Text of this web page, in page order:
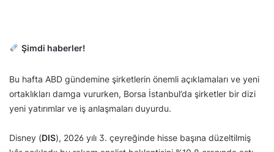
Şimdi haberler!
Bu hafta ABD gündemine şirketlerin önemli açıklamaları ve yeni
ortaklıkları damga vururken, Borsa İstanbul’da şirketler bir dizi
yeni yatırımlar ve iş anlaşmaları duyurdu.
Disney (DIS), 2026 yılı 3. çeyreğinde hisse başına düzeltilmiş